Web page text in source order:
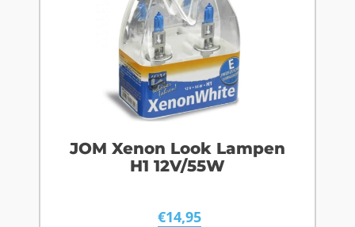
JOM Xenon Look Lampen
H1 12V/55W
€14,95